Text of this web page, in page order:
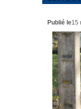
Publié le15